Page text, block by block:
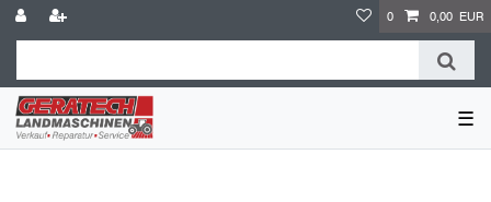
0 0,00 EUR
☰